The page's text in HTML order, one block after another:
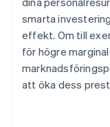
smarta
effekt. Om till
för högre
att öka dess